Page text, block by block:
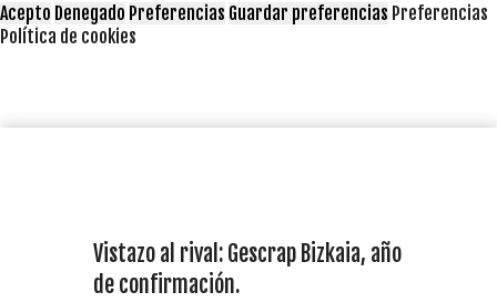
Acepto Denegado Preferencias Guardar preferencias Preferencias
Política de cookies
Vistazo al rival: Gescrap Bizkaia, año
de confirmación.